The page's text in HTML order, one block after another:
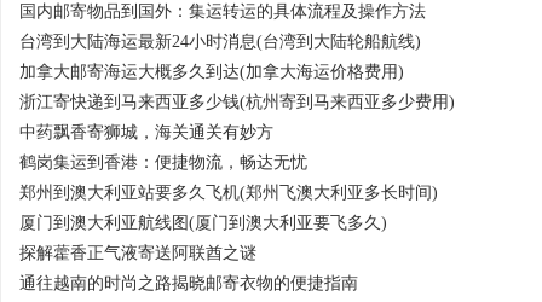
国内邮寄物品到国外：集运转运的具体流程及操作方法
台湾到大陆海运最新24小时消息(台湾到大陆轮船航线)
加拿大邮寄海运大概多久到达(加拿大海运价格费用)
浙江寄快递到马来西亚多少钱(杭州寄到马来西亚多少费用)
中药飘香寄狮城，海关通关有妙方
鹤岗集运到香港：便捷物流，畅达无忧
郑州到澳大利亚站要多久飞机(郑州飞澳大利亚多长时间)
厦门到澳大利亚航线图(厦门到澳大利亚要飞多久)
探解藿香正气液寄送阿联酋之谜
通往越南的时尚之路揭晓邮寄衣物的便捷指南